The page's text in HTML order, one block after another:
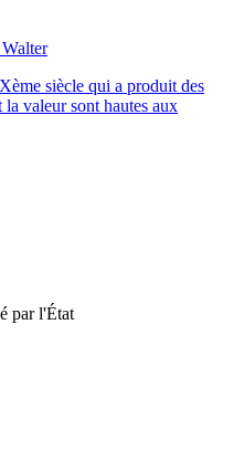
siècle qui a produit des
valeur sont hautes aux
par l'État